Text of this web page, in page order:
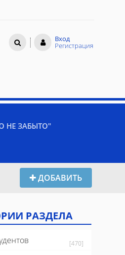
Вход
Регистрация
НЕ ЗАБЫТО"
ДОБАВИТЬ
РАЗДЕЛА
[470]